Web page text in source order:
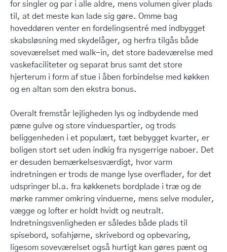
for singler og par i alle aldre, mens volumen giver plads
til, at det meste kan lade sig gøre. Omme bag
hoveddøren venter en fordelingsentré med indbygget
skabsløsning med skydelåger, og herfra tilgås både
soveværelset med walk-in, det store badeværelse med
vaskefaciliteter og separat brus samt det store
hjerterum i form af stue i åben forbindelse med køkken
og en altan som den ekstra bonus.
Overalt fremstår lejligheden lys og indbydende med
pæne gulve og store vinduespartier, og trods
beliggenheden i et populært, tæt bebygget kvarter, er
boligen stort set uden indkig fra nysgerrige naboer. Det
er desuden bemærkelsesværdigt, hvor varm
indretningen er trods de mange lyse overflader, for det
udspringer bl.a. fra køkkenets bordplade i træ og de
mørke rammer omkring vinduerne, mens selve moduler,
vægge og lofter er holdt hvidt og neutralt.
Indretningsvenligheden er således både plads til
spisebord, sofahjørne, skrivebord og opbevaring,
ligesom soveværelset også hurtigt kan gøres pænt og